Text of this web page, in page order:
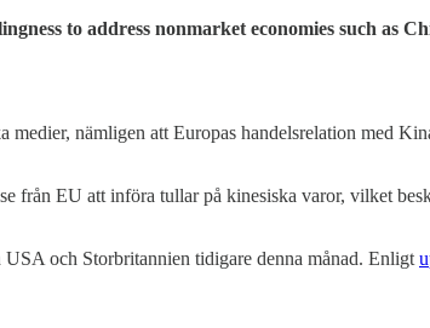
to address nonmarket economies such as
nämligen att Europas handelsrelation med
från EU att införa tullar på kinesiska varor, vilket
och Storbritannien tidigare denna månad. Enligt